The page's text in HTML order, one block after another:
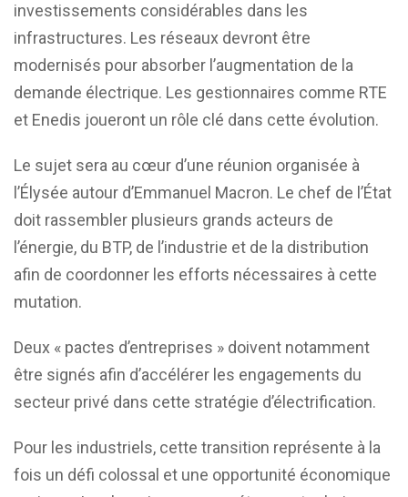
investissements considérables dans les
infrastructures. Les réseaux devront être
modernisés pour absorber l’augmentation de la
demande électrique. Les gestionnaires comme RTE
et Enedis joueront un rôle clé dans cette évolution.
Le sujet sera au cœur d’une réunion organisée à
l’Élysée autour d’Emmanuel Macron. Le chef de l’État
doit rassembler plusieurs grands acteurs de
l’énergie, du BTP, de l’industrie et de la distribution
afin de coordonner les efforts nécessaires à cette
mutation.
Deux « pactes d’entreprises » doivent notamment
être signés afin d’accélérer les engagements du
secteur privé dans cette stratégie d’électrification.
Pour les industriels, cette transition représente à la
fois un défi colossal et une opportunité économique